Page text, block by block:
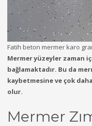
Fatih beton mermer karo
Mermer yüzeyler zaman
bağlamaktadır. Bu da
kaybetmesine ve çok
olur.
Mermer